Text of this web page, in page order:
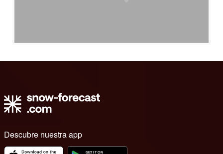
Descubre nuestra app